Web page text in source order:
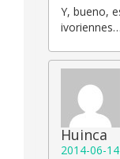
Y, bueno,
Huinca
2014-06-